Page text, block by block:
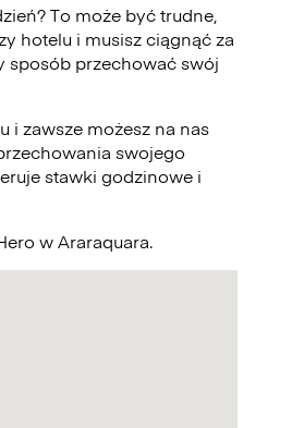
To może być trudne,
hotelu i musisz ciągnąć za
sposób przechować swój
i zawsze możesz na nas
swojego
stawki godzinowe i
w Araraquara.